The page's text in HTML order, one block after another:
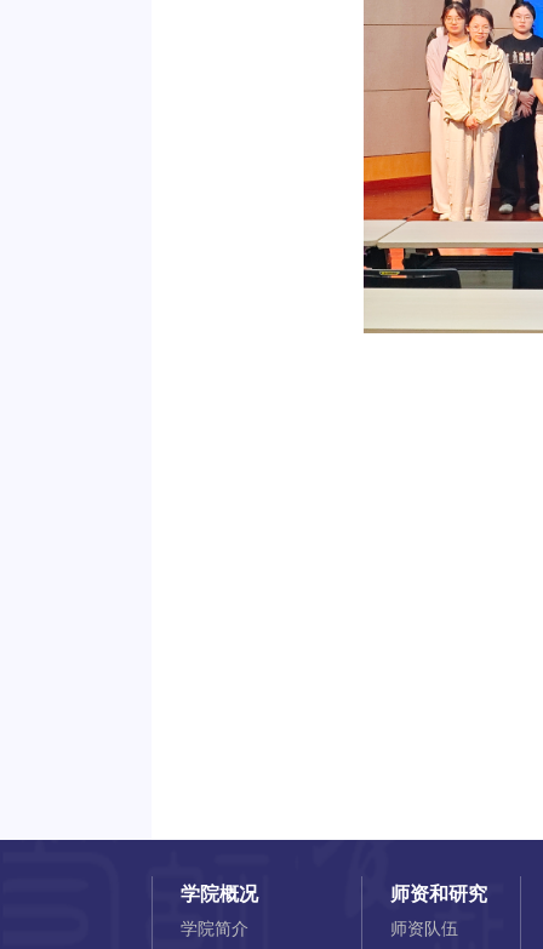
学院概况
学院简介
师资和研究
师资队伍